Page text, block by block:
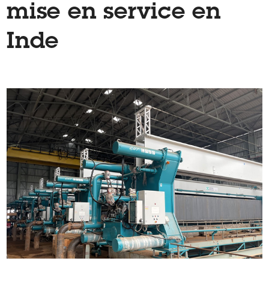
mise en service en
Inde